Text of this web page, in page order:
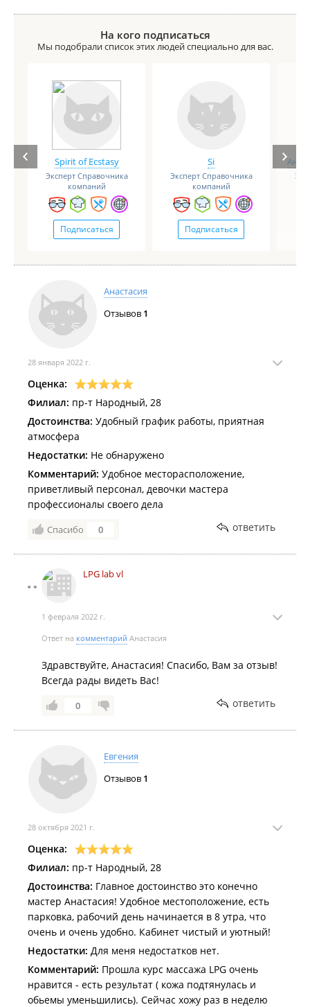
На кого подписаться
Мы подобрали список этих людей специально для вас.
Spirit of Ecstasy
Эксперт Справочника
компаний
Подписаться
Si
Эксперт Справочника
компаний
Подписаться
Анастасия
Отзывов 1
28 января 2022 г.
Оценка:
Филиал: пр-т Народный, 28
Достоинства: Удобный график работы, приятная
атмосфера
Недостатки: Не обнаружено
Комментарий: Удобное месторасположение,
приветливый персонал, девочки мастера
профессионалы своего дела
Спасибо 0 ответить
LPG lab vl
1 февраля 2022 г.
Ответ на комментарий Анастасия
Здравствуйте, Анастасия! Спасибо, Вам за отзыв!
Всегда рады видеть Вас!
0 ответить
Евгения
Отзывов 1
28 октября 2021 г.
Оценка:
Филиал: пр-т Народный, 28
Достоинства: Главное достоинство это конечно
мастер Анастасия! Удобное местоположение, есть
парковка, рабочий день начинается в 8 утра, что
очень и очень удобно. Кабинет чистый и уютный!
Недостатки: Для меня недостатков нет.
Комментарий: Прошла курс массажа LPG очень
нравится - есть результат ( кожа подтянулась и
обьемы уменьшились). Сейчас хожу раз в неделю